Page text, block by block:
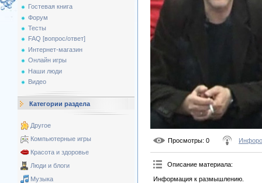
Гостевая книга
Форум
Тесты
FAQ [вопрос/ответ]
Интернет-магазин
Онлайн игры
Наши люди
Видео
Категории раздела
Другое
Компьютерные игры
Красота и здоровье
Люди и блоги
Музыка
Просмотры: 0
Описание материала:
Информация к размышлению.